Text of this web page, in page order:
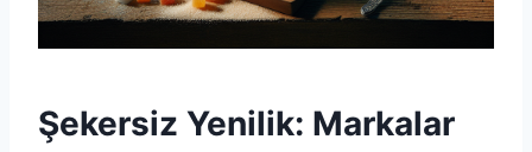
Şekersiz Yenilik: Markalar